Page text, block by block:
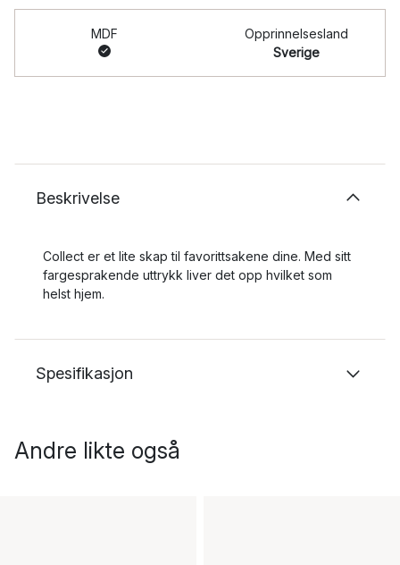
MDF
Opprinnelsesland
Sverige
Beskrivelse
Collect er et lite skap til favorittsakene dine. Med sitt
fargesprakende uttrykk liver det opp hvilket som
helst hjem.
Spesifikasjon
Andre likte også